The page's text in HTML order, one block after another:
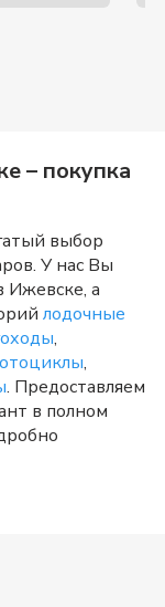
– покупка
выбор
У нас Вы
Ижевске, а
лодочные
,
,
. Предоставляем
в полном
по
наличными,